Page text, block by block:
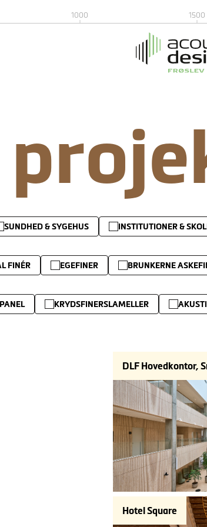
1000 1500
SUNDHED & SYGEHUS INSTITUTIONER &
FINÉR EGEFINER BRUNKERNE
KRYDSFINERSLAMELLER
DLF Hovedkontor,
Hotel Square